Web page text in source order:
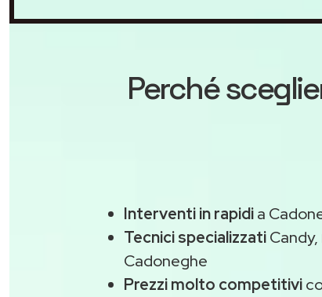
Perché
Interventi in rapidia
Tecnici specializzatiCandy,
Cadoneghe
Prezzi molto competitivi